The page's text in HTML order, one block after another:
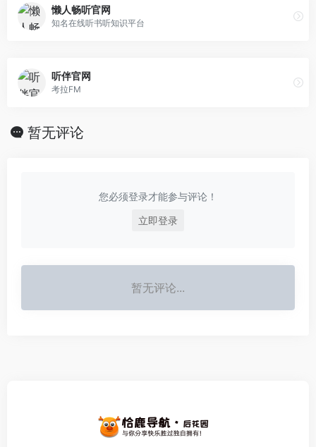
懒人畅听官网
知名在线听书听知识平台
听伴官网
考拉FM
暂无评论
您必须登录才能参与评论！
立即登录
暂无评论...